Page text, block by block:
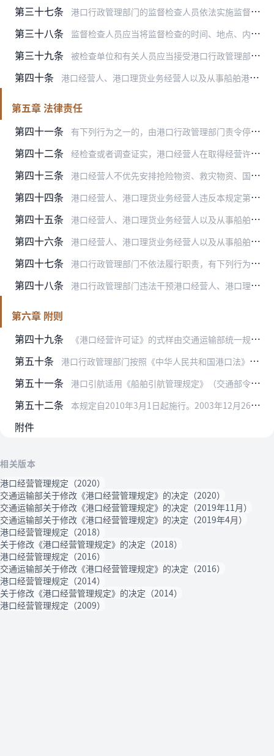
第三十七条 港口行政管理部门的监督检查人员依法实施监督检查时，有权向被检查单位和有关人员了解情况，并可查阅、复制有关资料。
第三十八条 监督检查人员应当将监督检查的时间、地点、内容、发现的问题及处理情况作出书面记录，并由监督检查人员和被检查单位的负责人签字；被检查单位的负责人拒绝签字的，监督检查…
第三十九条 被检查单位和有关人员应当接受港口行政管理部门依法实施的监督检查，如实提供有关情况和资料，不得拒绝检查或者隐匿、谎报有关情况和资料。
第四十条 港口经营人、港口理货业务经营人以及从事船舶港口服务、港口设施设备和机械租赁维修的经营人有违反本规定行为的，港口行政管理部门依照有关法律、行政法规的规定将其信用信…
第五章 法律责任
第四十一条
有下列行为之一的，由港口行政管理部门责令停止违法经营，没收违法所得；违法所得10万元以上的，并处违法所得2倍以上5倍以下罚款；违法所得不足10万元的，处5万元以…
第四十二条 经检查或者调查证实，港口经营人在取得经营许可后又不符合本规定第七、八条规定一项或者几项条件的，由港口行政管理部门责令其停止经营，限期改正；逾期不改正的，由作出行…
第四十三条 港口经营人不优先安排抢险物资、救灾物资、国防建设急需物资的作业的，由港口行政管理部门责令改正；造成严重后果的，吊销《港口经营许可证》，并以适当方式向社会公布。
第四十四条 港口经营人、港口理货业务经营人违反本规定第二十一条第一款、第二十九条第一款关于安全生产规定的，由港口行政管理部门或者其他依法负有安全生产监督管理职责的部门依法给…
第四十五条 港口经营人、港口理货业务经营人以及从事船舶港口服务、港口设施设备和机械租赁维修的经营人违反本规定第三十一条、第三十二条规定，港口行政管理部门应当进行调查，并协助…
第四十六条 港口经营人、港口理货业务经营人以及从事船舶港口服务、港口设施设备和机械租赁维修的经营人违反本规定第三十五条规定不及时和不如实向港口行政管理部门提供港口统计资料及…
第四十七条 港口行政管理部门不依法履行职责，有下列行为之一的，对直接负责的主管人员和其他直接责任人员依法给予行政处分；构成犯罪的，依法追究刑事责任：
第四十八条 港口行政管理部门违法干预港口经营人、港口理货业务经营人以及从事船舶港口服务、港口设施设备和机械租赁维修的经营人的经营自主权的，由其上级行政机关或者监察机关责令改…
第六章 附则
第四十九条
《港口经营许可证》的式样由交通运输部统一规定，由省级交通运输（港口）主管部门负责印制。
第五十条 港口行政管理部门按照《中华人民共和国港口法》制定的港口章程应当在公布的同时送上级交通运输（港口）主管部门和交通运输部备案。
第五十一条 港口引航适用《船舶引航管理规定》（交通部令2001年第10号）。从事危险货物港口作业的，应当同时遵守《港口危险货物安全管理规定》（交通运输部令2019年第34号…
第五十二条 本规定自2010年3月1日起施行。2003年12月26日交通部发布的《港口经营管理规定》（交通部令2004年第4号）同时废止。
附件
相关版本
港口经营管理规定（2020）
交通运输部关于修改《港口经营管理规定》的决定（2020）
交通运输部关于修改《港口经营管理规定》的决定（2019年11月）
交通运输部关于修改《港口经营管理规定》的决定（2019年4月）
港口经营管理规定（2018）
关于修改《港口经营管理规定》的决定（2018）
港口经营管理规定（2016）
交通运输部关于修改《港口经营管理规定》的决定（2016）
港口经营管理规定（2014）
关于修改《港口经营管理规定》的决定（2014）
港口经营管理规定（2009）